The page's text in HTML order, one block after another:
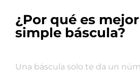
¿Por qué es
simple báscula?
Una báscula solo te da un